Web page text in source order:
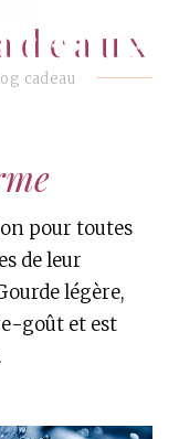
cadeau
pour toutes
de leur
légère,
goût et est